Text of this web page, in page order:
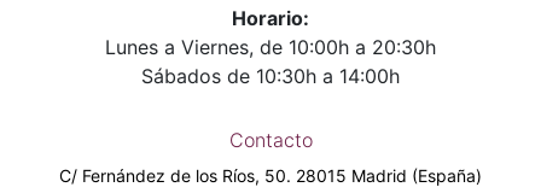
Horario:
Lunes a Viernes, de 10:00h a 20:30h
Sábados de 10:30h a 14:00h
Contacto
C/ Fernández de los Ríos, 50. 28015 Madrid (España)